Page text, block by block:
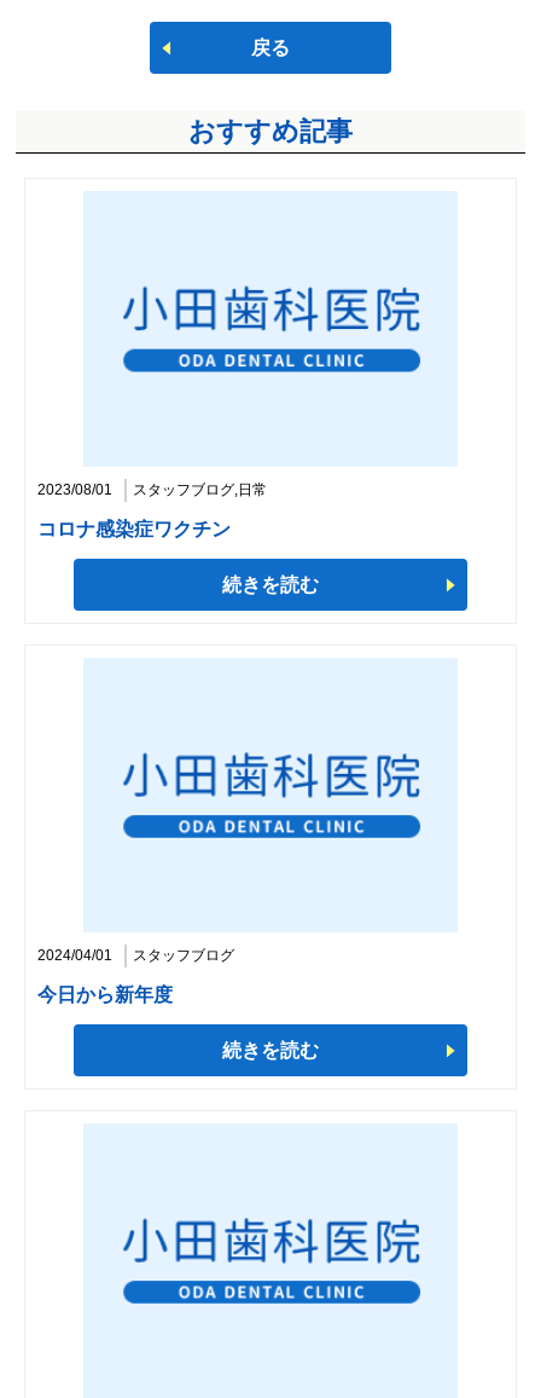
戻る
おすすめ記事
2023/08/01 スタッフブログ,日常
コロナ感染症ワクチン
続きを読む
2024/04/01 スタッフブログ
今日から新年度
続きを読む